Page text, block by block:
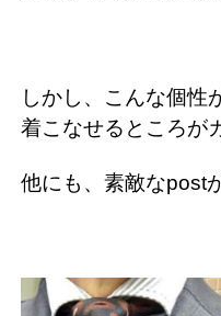
しかし、こんな個性
着こなせるところが
他にも、素敵なpost